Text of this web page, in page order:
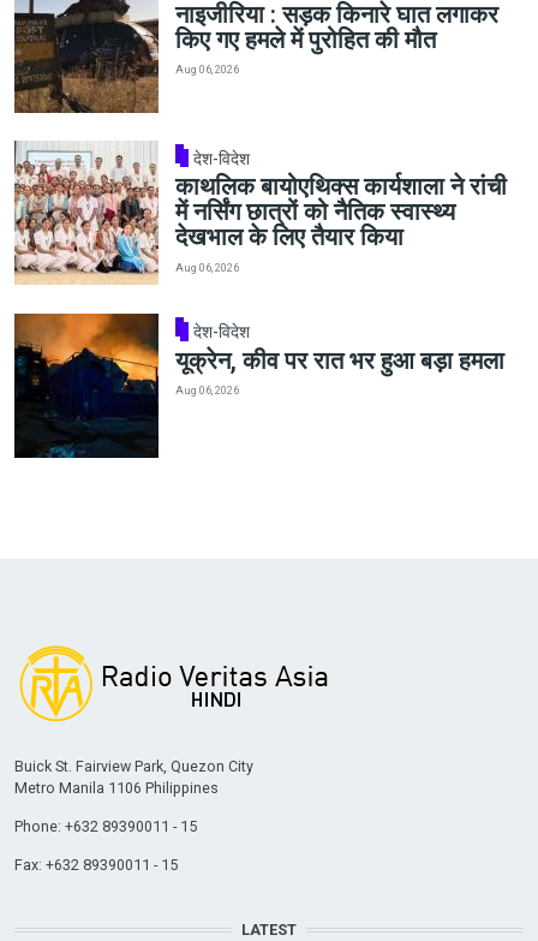
नाइजीरिया : सड़क किनारे घात लगाकर
किए गए हमले में पुरोहित की मौत
Aug 06, 2026
देश-विदेश
काथलिक बायोएथिक्स कार्यशाला ने रांची
में नर्सिंग छात्रों को नैतिक स्वास्थ्य
देखभाल के लिए तैयार किया
Aug 06, 2026
देश-विदेश
यूक्रेन, कीव पर रात भर हुआ बड़ा हमला
Aug 06, 2026
Buick St. Fairview Park, Quezon City
Metro Manila 1106 Philippines
Phone: +632 89390011 - 15
Fax: +632 89390011 - 15
LATEST